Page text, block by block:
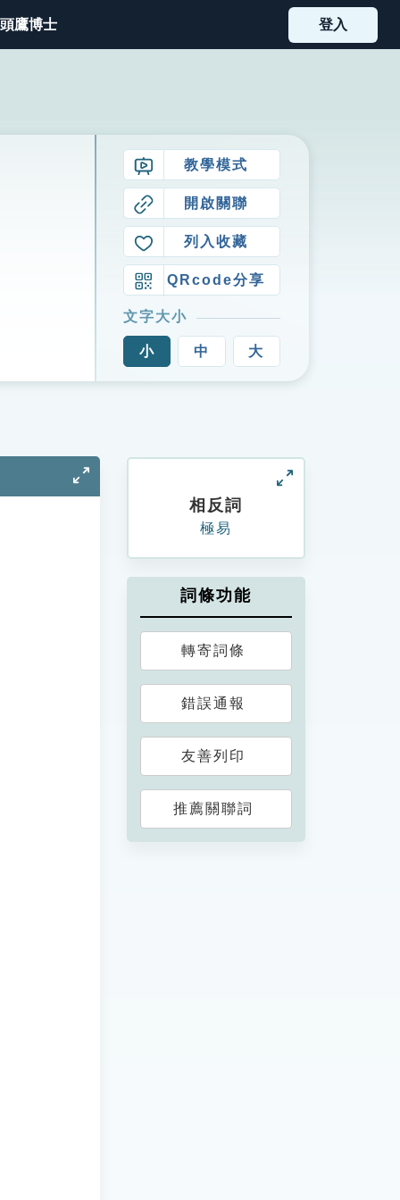
鷹博士 登入
教學模式
開啟關聯
列入收藏
QRcode分享
文字大小
小 中 大
相反詞
極易
詞條功能
轉寄詞條
錯誤通報
友善列印
推薦關聯詞